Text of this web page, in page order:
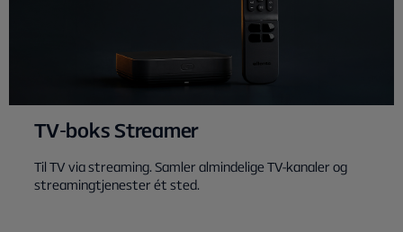
TV‑boks Streamer
Til TV via streaming. Samler almindelige TV-kanaler og
streamingtjenester ét sted.